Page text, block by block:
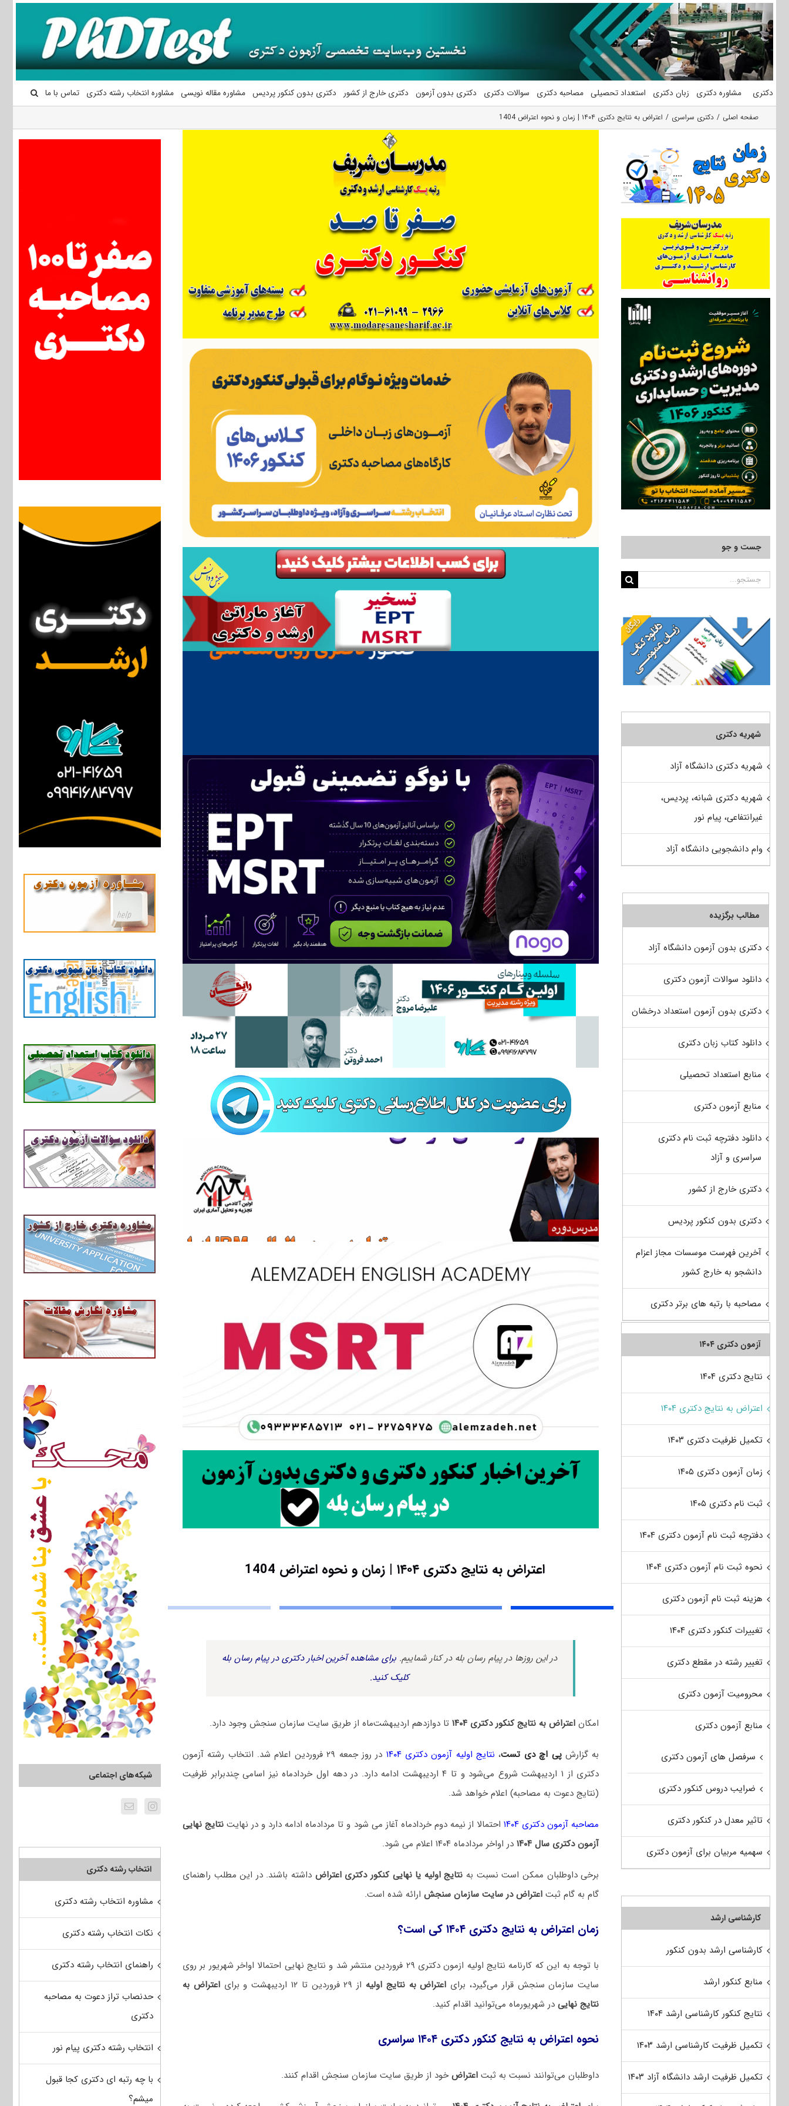
محتوا
دکتری مشاوره دکتری زبان دکتری استعداد تحصیلی مصاحبه دکتری سوالات دکتری دکتری بدون آزمون دکتری خارج از کشور دکتری بدون کنکور پردیس مشاوره مقاله نویسی مشاوره انتخاب رشته دکتری تماس با ما
صفحه اصلی دکتری سراسری اعتراض به نتایج دکتری ۱۴۰۴ | زمان و نحوه اعتراض 1404
اعتراض به نتایج دکتری ۱۴۰۴ | زمان و نحوه اعتراض 1404
در این روزها در پیام رسان بله در کنار شماییم. برای مشاهده آخرین اخبار دکتری در پیام رسان بله
کلیک کنید.
امکان اعتراض به نتایج کنکور دکتری ۱۴۰۴ تا دوازدهم اردیبهشت‌ماه از طریق سایت سازمان سنجش وجود دارد.
به گزارشپی اچ دی تست، نتایج اولیه آزمون دکتری ۱۴۰۴
در روز جمعه ۲۹ فروردین اعلام شد. انتخاب رشته آزمون
دکتری از ۱ اردیبهشت شروع می‌شود و تا ۴ اردیبهشت ادامه دارد. در دهه اول خردادماه نیز اسامی چندبرابر ظرفیت
(نتایج دعوت به مصاحبه) اعلام خواهد شد.
مصاحبه آزمون دکتری ۱۴۰۴ احتمالا از نیمه دوم خردادماه آغاز می شود و تا مردادماه ادامه دارد و در نهایت نتایج نهایی
آزمون دکتری سال ۱۴۰۴
در اواخر مردادماه ۱۴۰۴ اعلام می شود.
برخی داوطلبان ممکن است نسبت به نتایج اولیه یا نهایی کنکور دکتری اعتراض داشته باشند. در این مطلب راهنمای
گام به گام ثبت اعتراض در سایت سازمان سنجشارائه شده است.
زمان اعتراض به نتایج دکتری ۱۴۰۴ کی است؟
با توجه به این که کارنامه نتایج اولیه ازمون دکتری ۲۹ فروردین منتشر شد و نتایج نهایی احتمالا اواخر شهریور بر روی
سایت سازمان سنجش قرار می‌گیرد، برای اعتراض به نتایج اولیه از ۲۹ فروردین تا ۱۲ اردیبهشت و برای
اعتراض به
نتایج نهاییدر شهریورماه می‌توانید اقدام کنید.
نحوه اعتراض به نتایج کنکور دکتری ۱۴۰۴ سراسری
داوطلبان می‌توانند نسبت به ثبت اعتراضخود از طریق سایت سازمان سنجش اقدام کنند.
شبکه‌های اجتماعی
انتخاب رشته دکتری
مشاوره انتخاب رشته دکتری
نکات انتخاب رشته دکتری
راهنمای انتخاب رشته دکتری
حدنصاب تراز دعوت به مصاحبه
دکتری
انتخاب رشته دکتری پیام نور
با چه رتبه ای دکتری کجا قبول
میشم؟
جست و جو
جستجو
شهریه دکتری
شهریه دکتری دانشگاه آزاد
شهریه دکتری شبانه، پردیس،
غیرانتفاعی، پیام نور
وام دانشجویی دانشگاه آزاد
مطالب برگزیده
دکتری بدون آزمون دانشگاه آزاد
دانلود سوالات آزمون دکتری
دکتری بدون آزمون استعداد درخشان
دانلود کتاب زبان دکتری
منابع استعداد تحصیلی
منابع آزمون دکتری
دانلود دفترچه ثبت نام دکتری
سراسری و آزاد
دکتری خارج از کشور
دکتری بدون کنکور پردیس
آخرین فهرست موسسات مجاز اعزام
دانشجو به خارج کشور
مصاحبه با رتبه های برتر دکتری
آزمون دکتری ۱۴۰۴
نتایج دکتری ۱۴۰۴
اعتراض به نتایج دکتری ۱۴۰۴
تکمیل ظرفیت دکتری ۱۴۰۳
زمان آزمون دکتری ۱۴۰۵
ثبت نام دکتری ۱۴۰۵
دفترچه ثبت نام آزمون دکتری ۱۴۰۴
نحوه ثبت نام آزمون دکتری ۱۴۰۴
هزینه ثبت نام آزمون دکتری
تغییرات کنکور دکتری ۱۴۰۴
تغییر رشته در مقطع دکتری
محرومیت آزمون دکتری
منابع آزمون دکتری
سرفصل های آزمون دکتری
ضرایب دروس کنکور دکتری
تاثیر معدل در کنکور دکتری
سهمیه مربیان برای آزمون دکتری
کارشناسی ارشد
کارشناسی ارشد بدون کنکور
منابع کنکور ارشد
نتایج کنکور کارشناسی ارشد ۱۴۰۴
تکمیل ظرفیت کارشناسی ارشد ۱۴۰۳
تکمیل ظرفیت ارشد دانشگاه آزاد ۱۴۰۳